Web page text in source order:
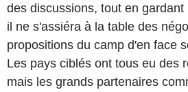
des discussions, tout en
il ne s'assiéra à la table des
propositions du camp d'en face
Les pays ciblés ont tous eu des
mais les grands partenaires